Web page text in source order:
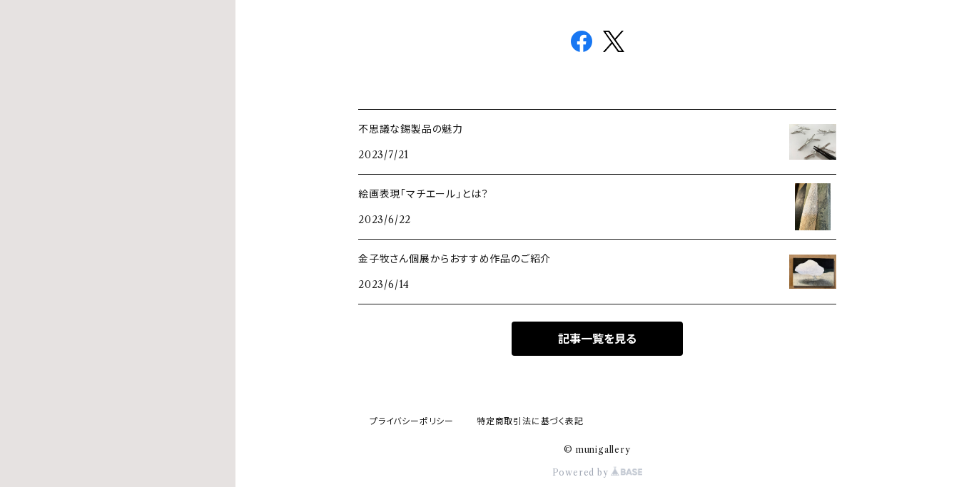
不思議な錫製品の魅力
2023/7/21
絵画表現「マチエール」とは？
2023/6/22
金子牧さん個展からおすすめ作品のご紹介
2023/6/14
記事一覧を見る
プライバシーポリシー 特定商取引法に基づく表記
© munigallery
Powered by